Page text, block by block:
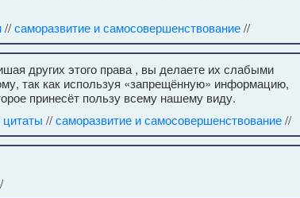
//саморазвитие и самосовершенствование//
других этого права , вы делаете их слабыми
так как используя «запрещённую» информацию,
принесёт пользу всему нашему виду.
//саморазвитие и самосовершенствование//